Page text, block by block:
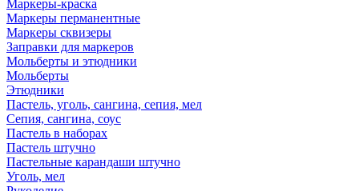
Маркеры-краска
Маркеры перманентные
Маркеры сквизеры
Заправки для маркеров
Мольберты и этюдники
Мольберты
Этюдники
Пастель, уголь, сангина, сепия, мел
Сепия, сангина, соус
Пастель в наборах
Пастель штучно
Пастельные карандаши штучно
Уголь, мел